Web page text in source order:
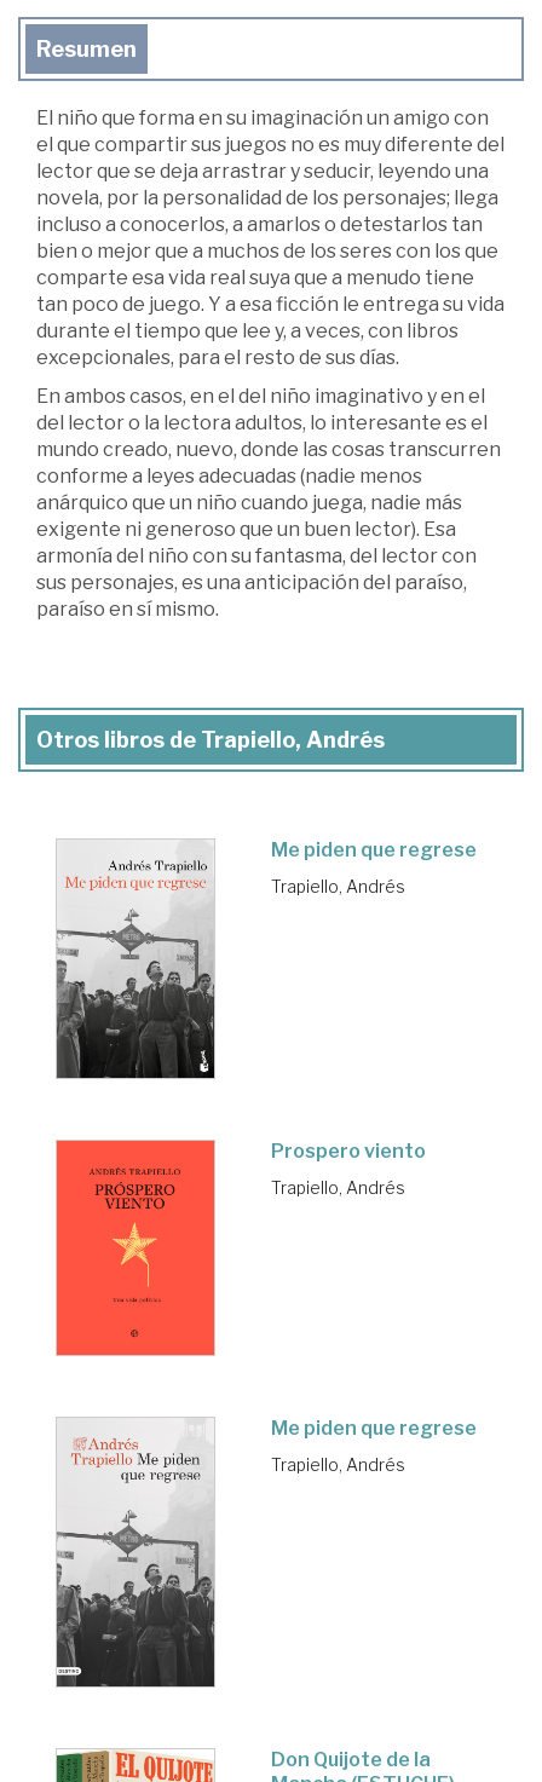
Resumen
El niño que forma en su imaginación un amigo con
el que compartir sus juegos no es muy diferente del
lector que se deja arrastrar y seducir, leyendo una
novela, por la personalidad de los personajes; llega
incluso a conocerlos, a amarlos o detestarlos tan
bien o mejor que a muchos de los seres con los que
comparte esa vida real suya que a menudo tiene
tan poco de juego. Y a esa ficción le entrega su vida
durante el tiempo que lee y, a veces, con libros
excepcionales, para el resto de sus días.
En ambos casos, en el del niño imaginativo y en el
del lector o la lectora adultos, lo interesante es el
mundo creado, nuevo, donde las cosas transcurren
conforme a leyes adecuadas (nadie menos
anárquico que un niño cuando juega, nadie más
exigente ni generoso que un buen lector). Esa
armonía del niño con su fantasma, del lector con
sus personajes, es una anticipación del paraíso,
paraíso en sí mismo.
Otros libros de Trapiello, Andrés
Me piden que regrese
Trapiello, Andrés
Prospero viento
Trapiello, Andrés
Me piden que regrese
Trapiello, Andrés
Don Quijote de la